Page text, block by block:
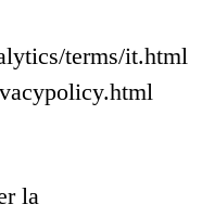
terms/it.html
la